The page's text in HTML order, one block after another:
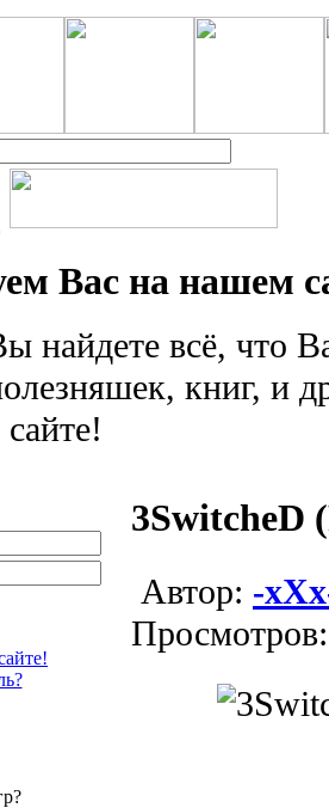
Вас на нашем
найдете всё, что
книг, и
3SwitcheD
Aвтор: -